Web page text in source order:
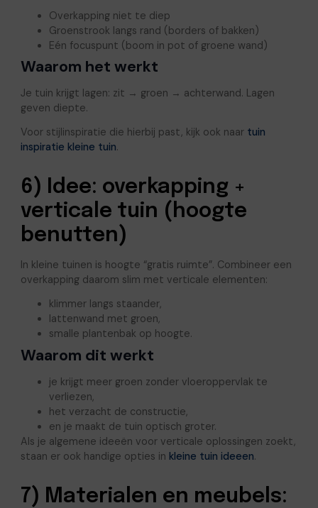
Overkapping niet te diep
Groenstrook langs rand (borders of bakken)
Eén focuspunt (boom in pot of groene wand)
Waarom het werkt
Je tuin krijgt lagen: zit → groen → achterwand. Lagen
geven diepte.
Voor stijlinspiratie die hierbij past, kijk ook naar tuin
inspiratie kleine tuin.
6) Idee: overkapping +
verticale tuin (hoogte
benutten)
In kleine tuinen is hoogte “gratis ruimte”. Combineer een
overkapping daarom slim met verticale elementen:
klimmer langs staander,
lattenwand met groen,
smalle plantenbak op hoogte.
Waarom dit werkt
je krijgt meer groen zonder vloeroppervlak te
verliezen,
het verzacht de constructie,
en je maakt de tuin optisch groter.
Als je algemene ideeën voor verticale oplossingen zoekt,
staan er ook handige opties in kleine tuin ideeen.
7) Materialen en meubels: